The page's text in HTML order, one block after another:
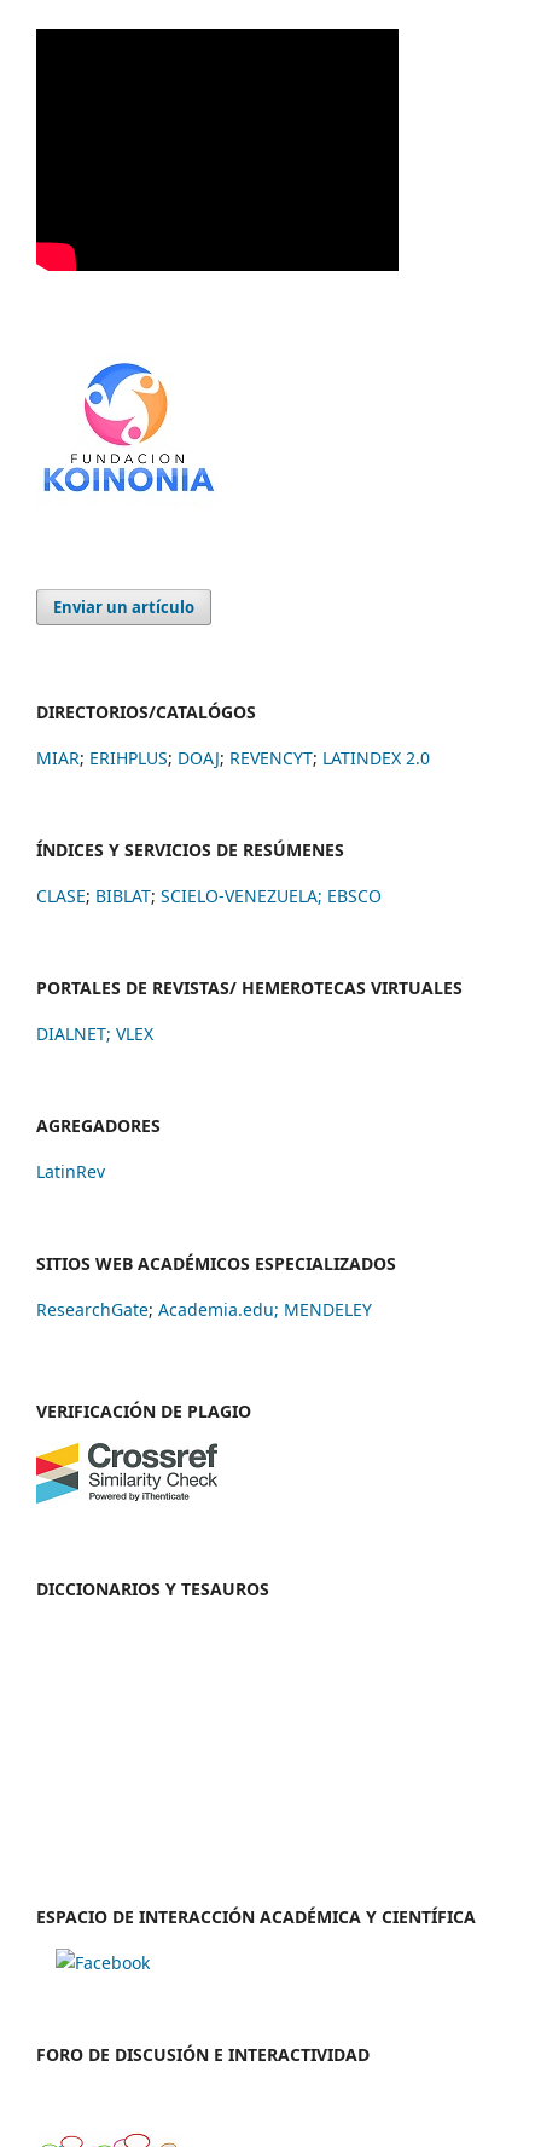
Enviar un artículo
DIRECTORIOS/CATALÓGOS
MIAR; ERIHPLUS; DOAJ; REVENCYT; LATINDEX 2.0
ÍNDICES Y SERVICIOS DE RESÚMENES
CLASE; BIBLAT; SCIELO-VENEZUELA; EBSCO
PORTALES DE REVISTAS/ HEMEROTECAS VIRTUALES
DIALNET; VLEX
AGREGADORES
LatinRev
SITIOS WEB ACADÉMICOS ESPECIALIZADOS
ResearchGate; Academia.edu; MENDELEY
VERIFICACIÓN DE PLAGIO
DICCIONARIOS Y TESAUROS
ESPACIO DE INTERACCIÓN ACADÉMICA Y CIENTÍFICA
FORO DE DISCUSIÓN E INTERACTIVIDAD